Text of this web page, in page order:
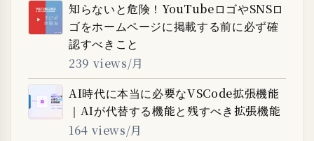
知らないと危険！YouTubeロゴやSNSロ
ゴをホームページに掲載する前に必ず確
認すべきこと
239 views/月
AI時代に本当に必要なVSCode拡張機能
｜AIが代替する機能と残すべき拡張機能
164 views/月